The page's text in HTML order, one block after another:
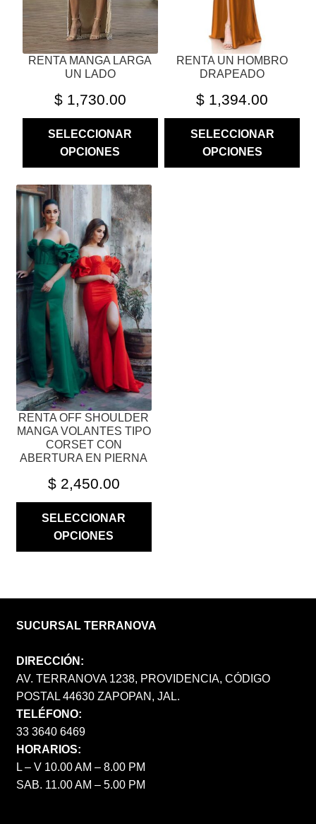
RENTA MANGA LARGA
UN LADO
$1,730.00
SELECCIONAR
OPCIONES
EN
LA
PÁGINA
DE
RENTA UN HOMBRO
DRAPEADO
$ 1,394.00
SELECCIONAR
OPCIONES
DE
RENTA OFF SHOULDER
MANGA VOLANTES TIPO
CORSET CON
ABERTURA EN PIERNA
$2,450.00
SELECCIONAR
OPCIONES
ESTE
PRODUCTO
TIENE
MÚLTIPLES
VARIANTES.
LAS
OPCIONES
PUEDEN
ELEGIR
EN
LA
PÁGINA
DE
PRODUCTO
SUCURSAL TERRANOVA
DIRECCIÓN:
AV. TERRANOVA 1238, PROVIDENCIA, CÓDIGO
POSTAL 44630 ZAPOPAN, JAL.
TELÉFONO:
33 3640 6469
HORARIOS:
L – V 10.00 AM – 8.00 PM
SAB. 11.00 AM – 5.00 PM